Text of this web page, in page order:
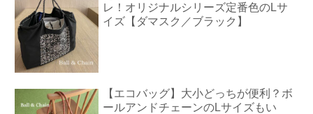
レ！オリジナルシリーズ定番色のLサ
イズ【ダマスク／ブラック】
【エコバッグ】大小どっちが便利？ボ
ールアンドチェーンのLサイズもい